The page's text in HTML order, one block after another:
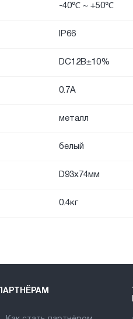
-40℃ ~ +50℃
IP66
DC12В±10%
0.7А
металл
белый
D93х74мм
0.4кг
ПАРТНЁРАМ